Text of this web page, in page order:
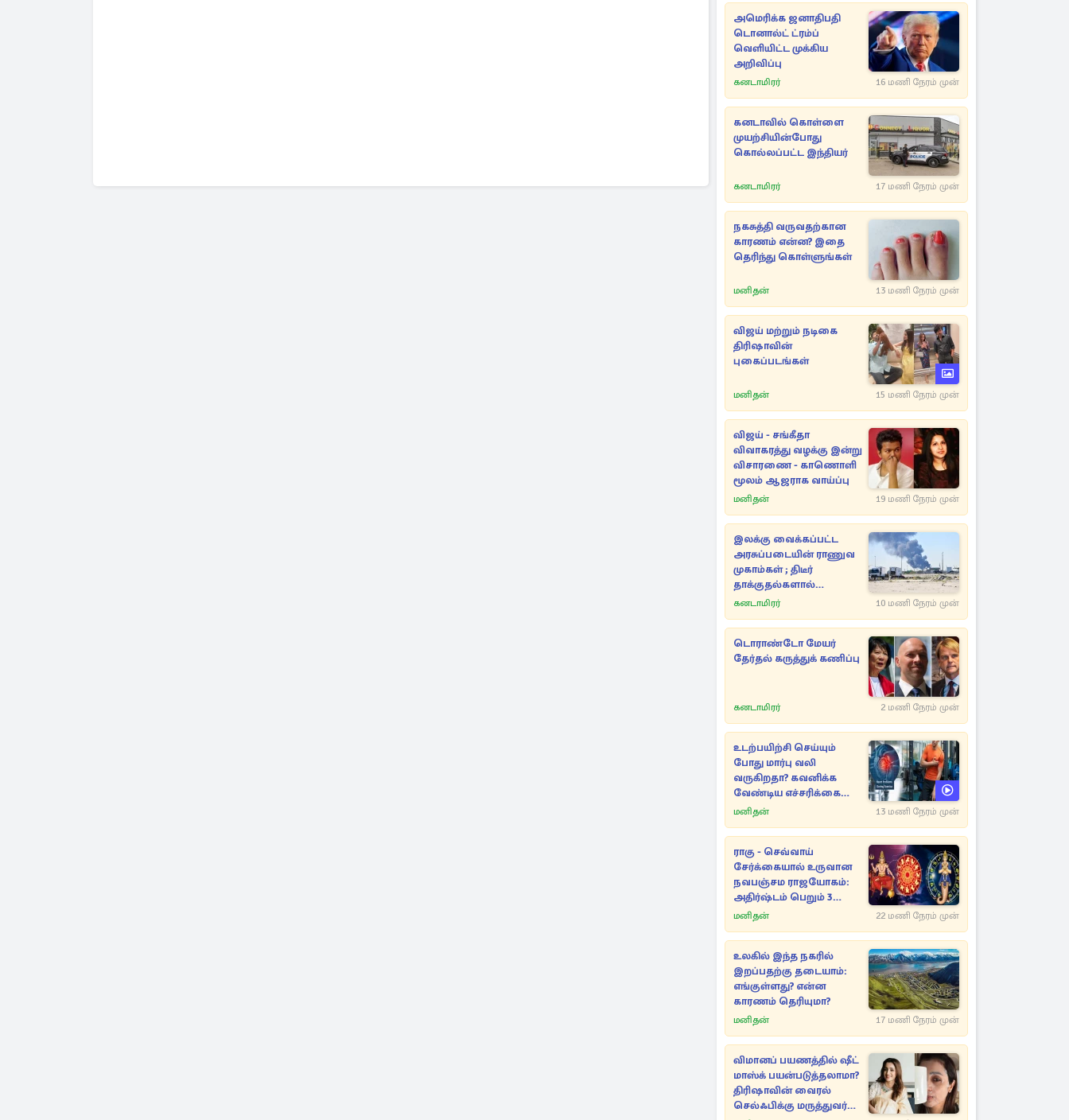
அமெரிக்க ஜனாதிபதி
டொனால்ட் ட்ரம்ப்
வெளியிட்ட முக்கிய
அறிவிப்பு
கனடாமிரர் 16 மணி நேரம் முன்
கனடாவில் கொள்ளை
முயற்சியின்போது
கொல்லப்பட்ட இந்தியர்
கனடாமிரர் 17 மணி நேரம் முன்
நகசுத்தி வருவதற்கான
காரணம் என்ன? இதை
தெரிந்து கொள்ளுங்கள்
மனிதன் 13 மணி நேரம் முன்
விஜய் மற்றும் நடிகை
திரிஷாவின்
புகைப்படங்கள்
மனிதன் 15 மணி நேரம் முன்
விஜய் - சங்கீதா
விவாகரத்து வழக்கு இன்று
விசாரணை - காணொளி
மூலம் ஆஜராக வாய்ப்பு
மனிதன் 19 மணி நேரம் முன்
இலக்கு வைக்கப்பட்ட
அரசுப்படையின் ராணுவ
முகாம்கள் ; திடீர்
தாக்குதல்களால்
பறிக்கப்பட்ட உயிர்கள்
கனடாமிரர் 10 மணி நேரம் முன்
டொராண்டோ மேயர்
தேர்தல் கருத்துக் கணிப்பு
கனடாமிரர் 2 மணி நேரம் முன்
உடற்பயிற்சி செய்யும்
போது மார்பு வலி
வருகிறதா? கவனிக்க
வேண்டிய எச்சரிக்கை
அறிகுறிகள்
மனிதன் 13 மணி நேரம் முன்
ராகு - செவ்வாய்
சேர்க்கையால் உருவான
நவபஞ்சம ராஜயோகம்:
அதிர்ஷ்டம் பெறும் 3
ராசிகள்!
மனிதன் 22 மணி நேரம் முன்
உலகில் இந்த நகரில்
இறப்பதற்கு தடையாம்:
எங்குள்ளது? என்ன
காரணம் தெரியுமா?
மனிதன் 17 மணி நேரம் முன்
விமானப் பயணத்தில் ஷீட்
மாஸ்க் பயன்படுத்தலாமா?
திரிஷாவின் வைரல்
செல்ஃபிக்கு மருத்துவர்